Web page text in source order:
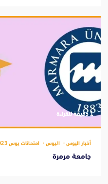
‫1 دقيقة للقراءة
أخبار اليوس اليوس امتحانات يوس 2023
جامعة مرمرة